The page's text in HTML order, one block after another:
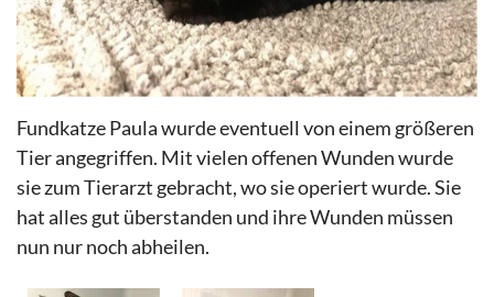
Fundkatze Paula wurde eventuell von einem größeren
Tier angegriffen. Mit vielen offenen Wunden wurde
sie zum Tierarzt gebracht, wo sie operiert wurde. Sie
hat alles gut überstanden und ihre Wunden müssen
nun nur noch abheilen.